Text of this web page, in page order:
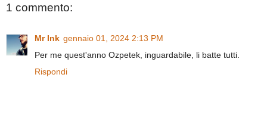
1 commento:
Mr Ink gennaio 01, 2024 2:13 PM
Per me quest'anno Ozpetek, inguardabile, li batte tutti.
Rispondi